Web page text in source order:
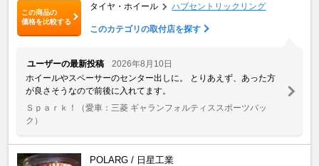
この商品の
価格を比較する
タイヤ・ホイール ハブセントリックリング
このカテゴリの取付店を探す
ユーザーの最新投稿
2026年8月10日
ホイールやスペーサーのセンター出しに。 とりあえず、あった方
が良さそうなので前後に入れてます。
Ｓｐａｒｋ！
（愛車：三菱 ギャランフォルティススポーツバッ
ク）
POLARG / 日星工業